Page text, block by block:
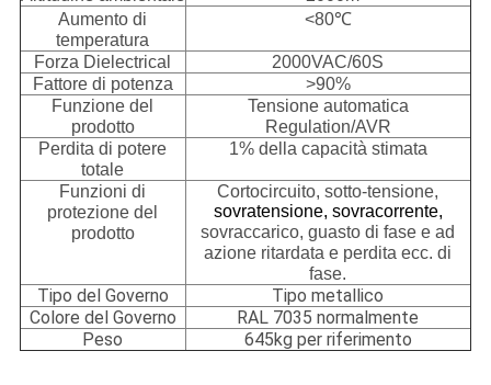
Aumento di
temperatura
<80℃
Forza Dielectrical
2000VAC/60S
Fattore di potenza
>90%
Funzione del
prodotto
Tensione automatica
Regulation/AVR
Perdita di potere
totale
1% della capacità stimata
Funzioni di
protezione del
prodotto
Cortocircuito, sotto-tensione,
sovratensione, sovracorrente,
sovraccarico, guasto di fase e ad
azione ritardata e perdita ecc. di
fase.
Tipo del Governo
Tipo metallico
Colore del Governo
RAL 7035 normalmente
Peso
645kg per riferimento